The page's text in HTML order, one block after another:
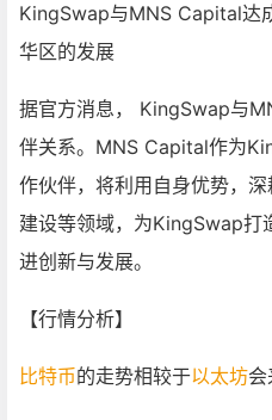
KingSwap与MNS Capital达
华区的发展
据官方消息， KingSwap与
伴关系。MNS Capital作为
作伙伴，将利用自身优势，
建设等领域，为KingSwap打
进创新与发展。
【行情分析】
比特币的走势相较于以太坊会